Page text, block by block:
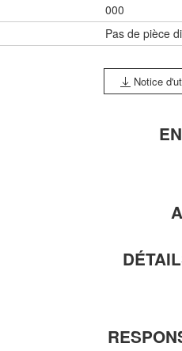
000
Pas de pièce
Notice